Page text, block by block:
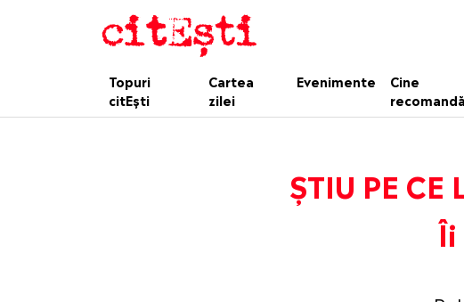
Topuri
citEști
Cartea
zilei
Evenimente
Cine
recomandă
ȘTIU PE
Îi